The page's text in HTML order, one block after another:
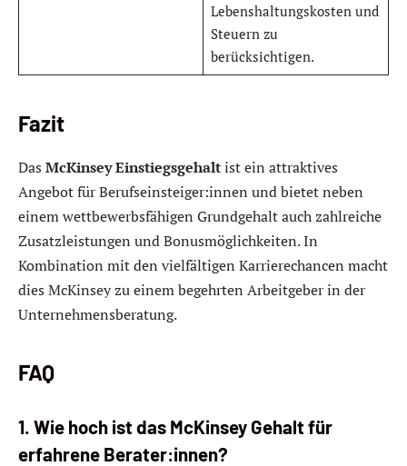
Lebenshaltungskosten und
Steuern zu
berücksichtigen.
Fazit
Das McKinsey Einstiegsgehaltist ein attraktives
Angebot für Berufseinsteiger:innen und bietet neben
einem wettbewerbsfähigen Grundgehalt auch zahlreiche
Zusatzleistungen und Bonusmöglichkeiten. In
Kombination mit den vielfältigen Karrierechancen macht
dies McKinsey zu einem begehrten Arbeitgeber in der
Unternehmensberatung.
FAQ
1. Wie hoch ist das McKinsey Gehalt für
erfahrene Berater:innen?